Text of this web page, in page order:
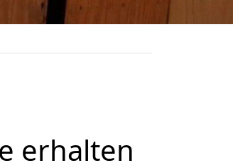
erhalten